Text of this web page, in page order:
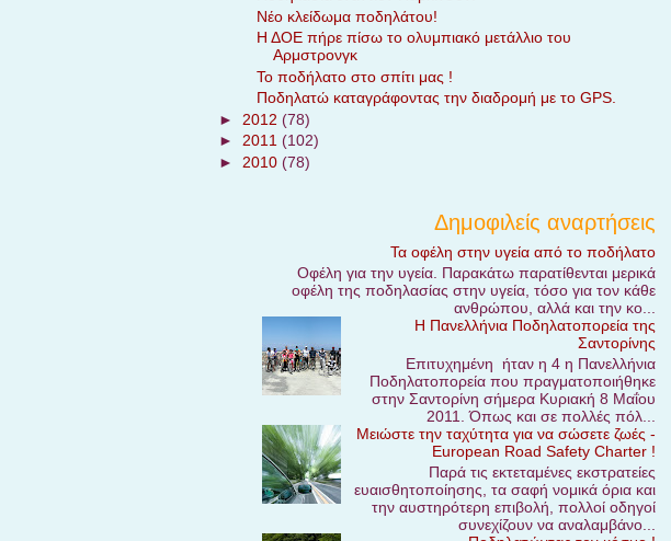
Νέο κλείδωμα ποδηλάτου!
Η ΔΟΕ πήρε πίσω το ολυμπιακό μετάλλιο του
Αρμστρονγκ
Το ποδήλατο στο σπίτι μας !
Ποδηλατώ καταγράφοντας την διαδρομή με το GPS.
► 2012 (78)
► 2011 (102)
► 2010 (78)
Δημοφιλείς αναρτήσεις
Τα οφέλη στην υγεία από το ποδήλατο
Οφέλη για την υγεία. Παρακάτω παρατίθενται μερικά
οφέλη της ποδηλασίας στην υγεία, τόσο για τον κάθε
ανθρώπου, αλλά και την κο...
Η Πανελλήνια Ποδηλατοπορεία της
Σαντορίνης
Επιτυχημένη ήταν η 4 η Πανελλήνια
Ποδηλατοπορεία που πραγματοποιήθηκε
στην Σαντορίνη σήμερα Κυριακή 8 Μαΐου
2011. Όπως και σε πολλές πόλ...
Μειώστε την ταχύτητα για να σώσετε ζωές -
European Road Safety Charter !
Παρά τις εκτεταμένες εκστρατείες
ευαισθητοποίησης, τα σαφή νομικά όρια και
την αυστηρότερη επιβολή, πολλοί οδηγοί
συνεχίζουν να αναλαμβάνο...